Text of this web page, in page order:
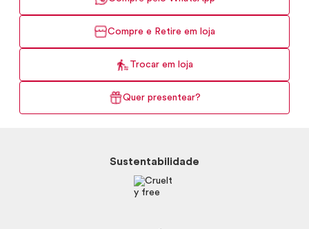
Compre e Retire em loja
Trocar em loja
Quer presentear?
Sustentabilidade